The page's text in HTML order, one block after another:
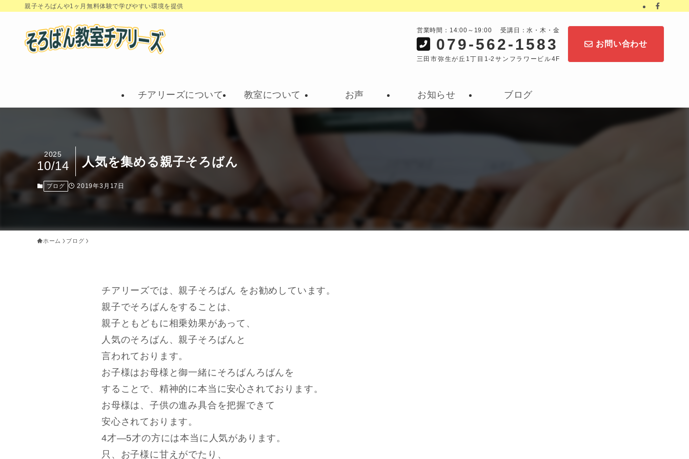
親子そろばんや1ヶ月無料体験で学びやすい環境を提供
営業時間：14:00～19:00 受講日：水・木・金
079-562-1583
三田市弥生が丘1丁目1-2サンフラワービル4F
お問い合わせ
チアリーズについて 教室について お声 お知らせ ブログ
人気を集める親子そろばん
2025
10/14
ブログ 2019年3月17日
ホーム ブログ
チアリーズでは、親子そろばん をお勧めしています。
親子でそろばんをすることは、
親子ともどもに相乗効果があって、
人気のそろばん、親子そろばんと
言われております。
お子様はお母様と御一緒にそろばんろばんを
することで、精神的に本当に安心されております。
お母様は、子供の進み具合を把握できて
安心されております。
4才―5才の方には本当に人気があります。
只、お子様に甘えがでたり、